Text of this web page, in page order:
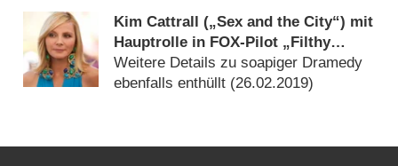
Kim Cattrall („Sex and the City“) mit
Hauptrolle in FOX-Pilot „Filthy
Rich“
Weitere Details zu soapiger Dramedy
ebenfalls enthüllt (26.02.2019)